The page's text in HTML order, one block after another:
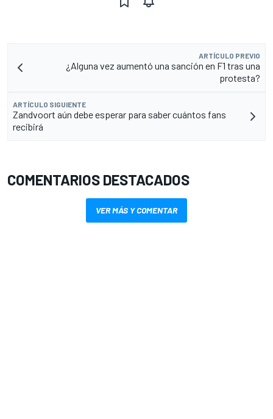
ARTÍCULO PREVIO
¿Alguna vez aumentó una sanción en F1 tras una
protesta?
ARTÍCULO SIGUIENTE
Zandvoort aún debe esperar para saber cuántos fans
recibirá
COMENTARIOS DESTACADOS
VER MÁS Y COMENTAR